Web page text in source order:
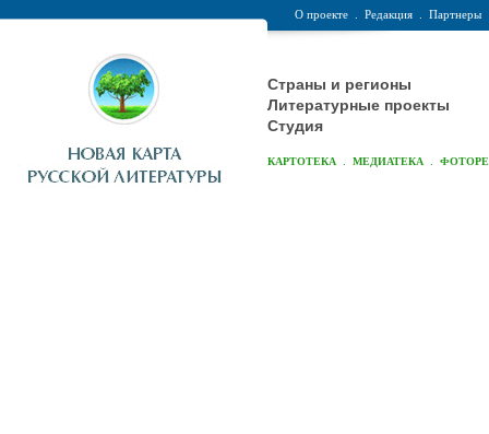
О проекте Редакция Партнеры
Страны и регионы
Литературные проекты
Студия
КАРТОТЕКА МЕДИАТЕКА